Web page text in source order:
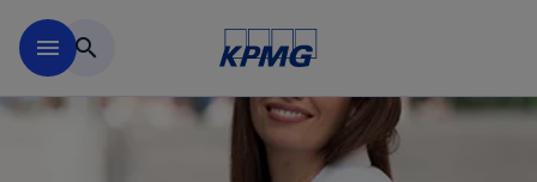
menu search